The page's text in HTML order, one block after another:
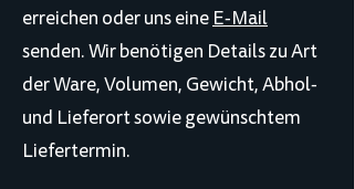
erreichen oder uns eineE-Mail
senden. Wir benötigen Details zu Art
der Ware, Volumen, Gewicht, Abhol-
und Lieferort sowie gewünschtem
Liefertermin.